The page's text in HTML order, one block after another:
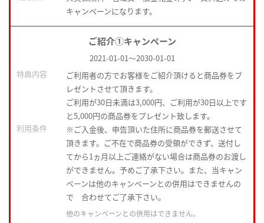
キャンペーンになります。
ご紹介①キャンペーン
2021-01-01～2030-01-01
特典内容
ご利用者の方でお客様をご紹介頂けると商品券をプ
レゼントさせて頂きます。
ご利用が30日未満は3,000円、ご利用が30日以上です
と5,000円の商品券をプレゼント致します。
利用条件
※ご入金後、申告頂いた住所に商品券を郵送させて
頂きます。ご不在で商品券の受領ができず、送付し
てから1ヵ月以上ご連絡がない場合は商品券のお渡し
ができません。予めご了承下さい。また、当キャン
ペーンは他のキャンペーンとの併用はできませんの
で 合わせてご了承下さい。
他のキャンペーンとの併用はできません。